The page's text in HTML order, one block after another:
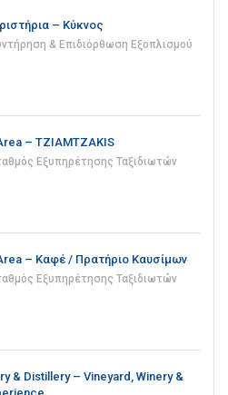
– Κύκνος
& Επιδιόρθωση Εξοπλισμού
– TZIAMTZAKIS
Εξυπηρέτησης Ταξιδιωτών
– Καφέ / Πρατήριο Καυσίμων
Εξυπηρέτησης Ταξιδιωτών
& Distillery – Vineyard, Winery &